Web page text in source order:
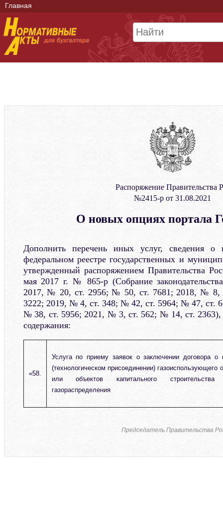
Главная
Распоряжение Правительства
№2415-р от 31.08.2021
О новых опциях портала
Дополнить перечень иных услуг, сведения о
федеральном реестре государственных и
утвержденный распоряжением Правительства
мая 2017 г. № 865-р (Собрание
2017, № 20, ст. 2956; № 50, ст. 7681; 2018, № 8,
3222; 2019, № 4, ст. 348; № 42, ст. 5964; № 47, ст.
№ 38, ст. 5956; 2021, № 3, ст. 562; № 14, ст. 2363),
содержания:
«58.
Услуга по приему заявок о заключении договора о
(технологическом присоединении) газоиспользующего
или объектов капитального
газораспределения
Председатель Правительства